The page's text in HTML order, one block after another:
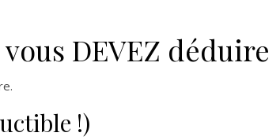
DEVEZ déduire
!)